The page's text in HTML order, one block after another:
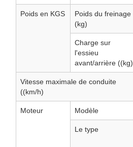
Poids en KGS
Poids du freinage
(kg)
Charge sur
l'essieu
avant/arrière ((kg)
Vitesse maximale de conduite
((km/h)
Moteur Modèle
Le type